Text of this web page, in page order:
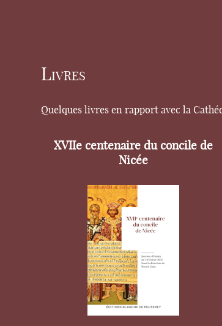
Livres
Quelques livres en rapport avec la
XVIIe centenaire du concile de
Nicée